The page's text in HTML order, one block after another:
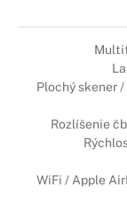
Plochý skener
Rozlíšenie
WiFi / Apple